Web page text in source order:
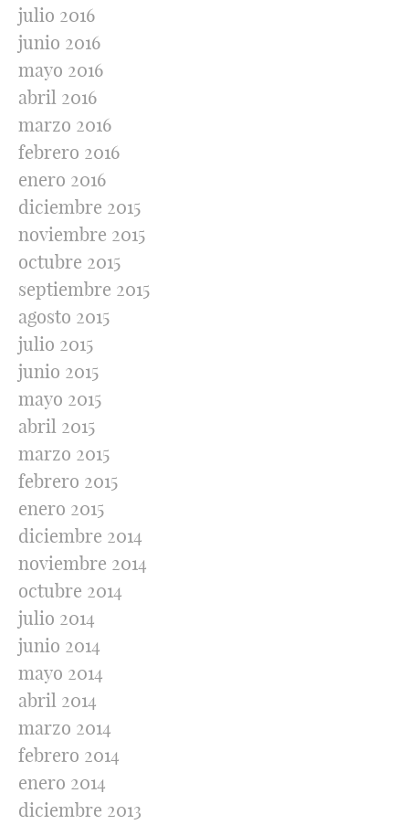
julio 2016
junio 2016
mayo 2016
abril 2016
marzo 2016
febrero 2016
enero 2016
diciembre 2015
noviembre 2015
octubre 2015
septiembre 2015
agosto 2015
julio 2015
junio 2015
mayo 2015
abril 2015
marzo 2015
febrero 2015
enero 2015
diciembre 2014
noviembre 2014
octubre 2014
julio 2014
junio 2014
mayo 2014
abril 2014
marzo 2014
febrero 2014
enero 2014
diciembre 2013